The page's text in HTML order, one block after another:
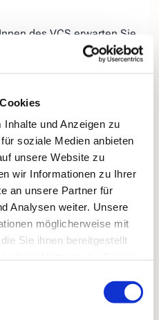
und Anzeigen zu
soziale Medien anbieten
unsere Website zu
wir Informationen zu Ihrer
an unsere Partner für
Analysen weiter. Unsere
möglicherweise mit
Sie ihnen bereitgestellt
des VCS erwarten Sie
Evangelischen Friedhof in
Gespräch zu kommen,
aber auch
Leben ohne den
uns donnerstagsin der
Blumen König),